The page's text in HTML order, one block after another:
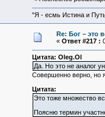
"Я - есмь Истина и
Re: Бог – это
« Ответ #217 :
Цитата: Oleg.Ol
Да. Но это не аналог
Совершенно верно, но
Цитата:
Это тоже множество
Поясню термин